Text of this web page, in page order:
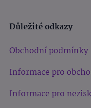
Důležité odkazy
Obchodní podmínky
Informace pro
Informace pro